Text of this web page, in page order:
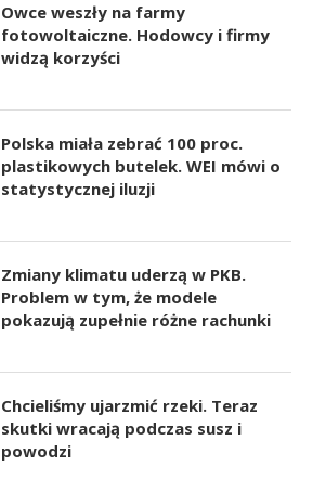
Owce weszły na farmy
fotowoltaiczne. Hodowcy i firmy
widzą korzyści
Polska miała zebrać 100 proc.
plastikowych butelek. WEI mówi o
statystycznej iluzji
Zmiany klimatu uderzą w PKB.
Problem w tym, że modele
pokazują zupełnie różne rachunki
Chcieliśmy ujarzmić rzeki. Teraz
skutki wracają podczas susz i
powodzi